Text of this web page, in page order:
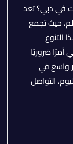
في دبي؟ تعد
حيث تجمع
التنوع
أمرًا ضروريًا
واسع في
التواصل